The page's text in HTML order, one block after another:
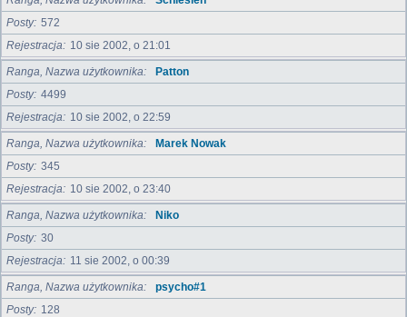
Posty 572
Rejestracja
10 sie 2002, o 21:01
Ranga, Nazwa użytkownika
Patton
Posty 4499
Rejestracja
10 sie 2002, o 22:59
Ranga, Nazwa użytkownika
Marek Nowak
Posty 345
Rejestracja
10 sie 2002, o 23:40
Ranga, Nazwa użytkownika
Niko
Posty 30
Rejestracja
11 sie 2002, o 00:39
Ranga, Nazwa użytkownika
psycho#1
Posty
128